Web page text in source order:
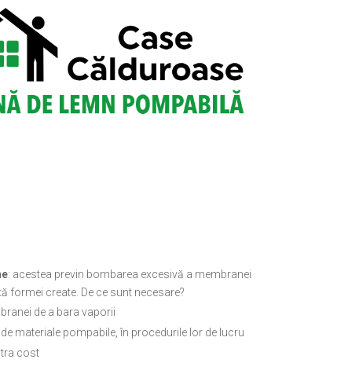
: acestea previn bombarea excesivă a membranei
formei create. De ce sunt necesare?
de a bara vaporii
materiale pompabile, în procedurile lor de lucru
cost